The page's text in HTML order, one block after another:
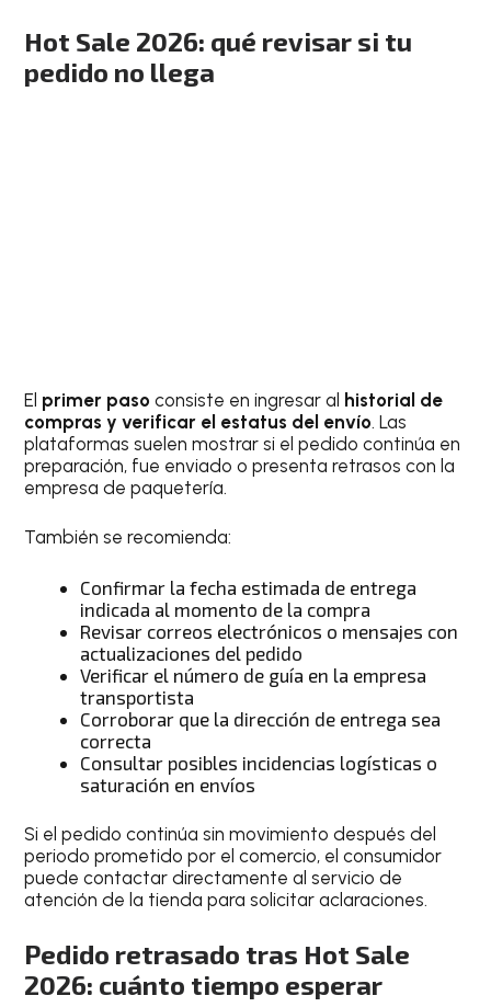
Hot Sale 2026: qué revisar si tu
pedido no llega
El primer paso consiste en ingresar al historial de
compras y verificar el estatus del envío. Las
plataformas suelen mostrar si el pedido continúa en
preparación, fue enviado o presenta retrasos con la
empresa de paquetería.
También se recomienda:
Confirmar la fecha estimada de entrega
indicada al momento de la compra
Revisar correos electrónicos o mensajes con
actualizaciones del pedido
Verificar el número de guía en la empresa
transportista
Corroborar que la dirección de entrega sea
correcta
Consultar posibles incidencias logísticas o
saturación en envíos
Si el pedido continúa sin movimiento después del
periodo prometido por el comercio, el consumidor
puede contactar directamente al servicio de
atención de la tienda para solicitar aclaraciones.
Pedido retrasado tras Hot Sale
2026: cuánto tiempo esperar